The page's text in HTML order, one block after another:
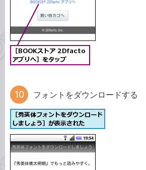
フォントをダウンロードする